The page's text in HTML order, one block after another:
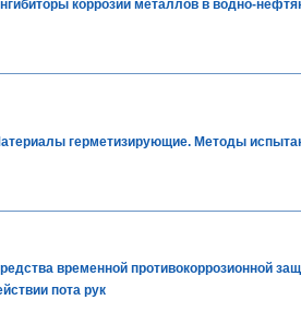
коррозии металлов в водно-
герметизирующие. Методы
временной противокоррозионной
пота рук